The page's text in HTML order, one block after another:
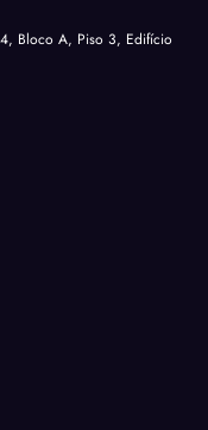
Bloco A, Piso 3, Edifício